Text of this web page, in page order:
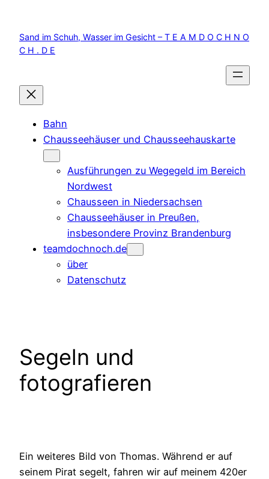
springen
Sand im Schuh, Wasser im Gesicht – T E A M D O C H N O
C H . D E
Bahn
Chausseehäuser und Chausseehauskarte
Ausführungen zu Wegegeld im Bereich
Nordwest
Chausseen in Niedersachsen
Chausseehäuser in Preußen,
insbesondere Provinz Brandenburg
teamdochnoch.de
über
Datenschutz
Segeln und
fotografieren
Ein weiteres Bild von Thomas. Während er auf
seinem Pirat segelt, fahren wir auf meinem 420er